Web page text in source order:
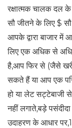
रक्षात्मक चालक दल के
सौ जीतने के लिए $ सौ
आपके द्वारा बाजार में
लिए एक अधिक से
है,आप फिर से (जैसे
सकते हैं या आप एक
हो या लेट सट्टेबाजी
नहीं लगाते,बड़े
उदाहरण के आधार